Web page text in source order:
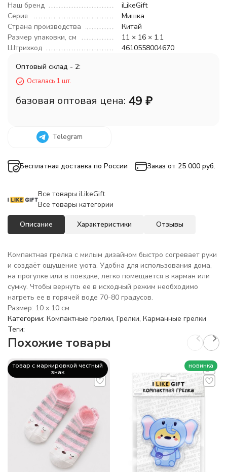
Наш бренд
iLikeGift
Серия
Мишка
Страна производства
Китай
Размер упаковки, см
11 × 16 × 1.1
Штрихкод
4610558004670
Оптовый склад - 2:
Осталась 1 шт.
базовая оптовая цена: 49 ₽
Telegram
Бесплатная доставка по России Заказ от 25 000 руб.
Все товары iLikeGift
Все товары категории
Описание Характеристики Отзывы
Компактная грелка с милым дизайном быстро согревает руки
и создаёт ощущение уюта. Удобна для использования дома,
на прогулке или в поездке, легко помещается в карман или
сумку. Чтобы вернуть ее в исходный режим необходимо
нагреть ее в горячей воде 70-80 градусов.
Размер: 10 x 10 см
Категории: Компактные грелки, Грелки, Карманные грелки
Теги:
Похожие товары
товар с маркировкой честный
знак
новинка